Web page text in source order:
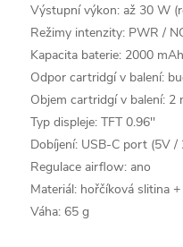
Výstupní výkon: až 30 W
Režimy intenzity: PWR /
Kapacita baterie: 2000 mAh
Odpor cartridgí v balení:
Objem cartridgí v balení: 2
Typ displeje: TFT 0.96''
Dobíjení: USB-C port (5V /
Regulace airflow: ano
Materiál: hořčíková slitina +
Váha: 65 g